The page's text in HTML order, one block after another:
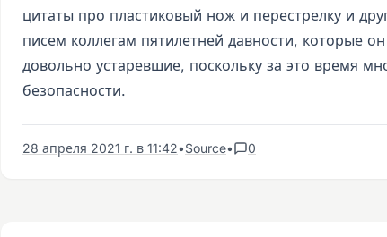
цитаты про пластиковый нож и перестрелку и
писем коллегам пятилетней давности, которые
довольно устаревшие, поскольку за это время
безопасности.
28 апреля 2021 г. в 11:42•Source• 0